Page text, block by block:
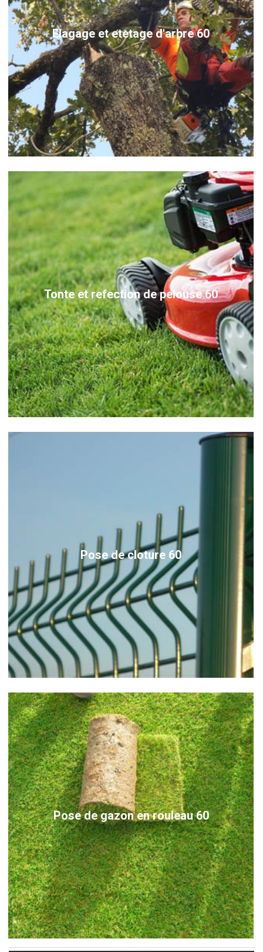
Elagage et etetage d'arbre 60
Tonte et refection de pelouse 60
Pose de cloture 60
Pose de gazon en rouleau 60